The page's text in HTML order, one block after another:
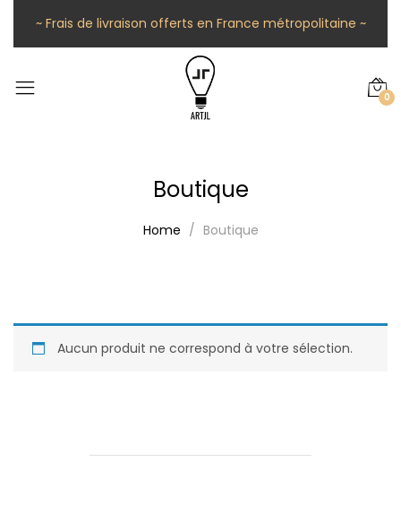
~ Frais de livraison offerts en France métropolitaine ~
0
Boutique
Home Boutique
Aucun produit ne correspond à votre sélection.